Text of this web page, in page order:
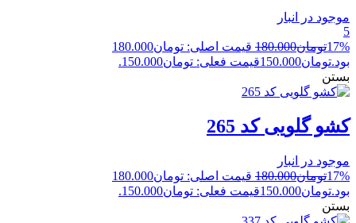
موجود در انبار
5
17%تومان180.000
قیمت اصلی: تومان180.000
بود.تومان150.000قیمت فعلی: تومان150.000.
بستن
کشو گلویی کد 265
موجود در انبار
17%تومان180.000
قیمت اصلی: تومان180.000
بود.تومان150.000قیمت فعلی: تومان150.000.
بستن